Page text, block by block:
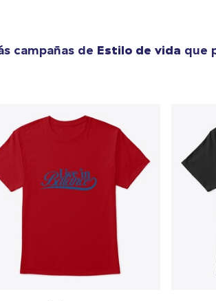
campañas de Estilo de vida que